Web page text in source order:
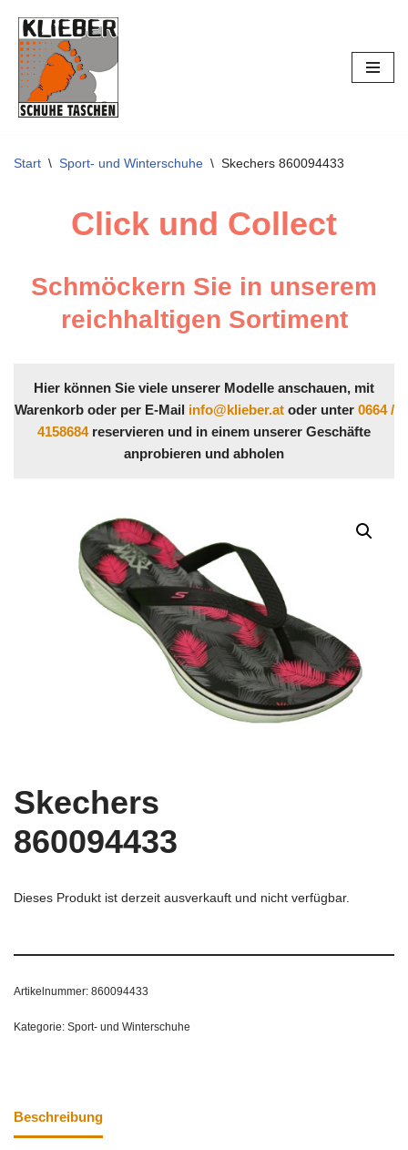
Zum
Inhalt
springen
Start \ Sport- und Winterschuhe \ Skechers 860094433
Click und Collect
Schmöckern Sie in unserem
reichhaltigen Sortiment
Hier können Sie viele unserer Modelle anschauen, mit
Warenkorb oder per E-Mail info@klieber.atoder unter 0664 /
4158684reservieren und in einem unserer Geschäfte
anprobieren und abholen
Skechers
860094433
Dieses Produkt ist derzeit ausverkauft und nicht verfügbar.
Artikelnummer: 860094433
Kategorie: Sport- und Winterschuhe
Beschreibung